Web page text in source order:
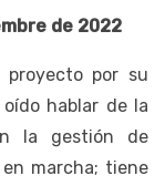
de 2022
por su
hablar de la
la gestión de
marcha; tiene